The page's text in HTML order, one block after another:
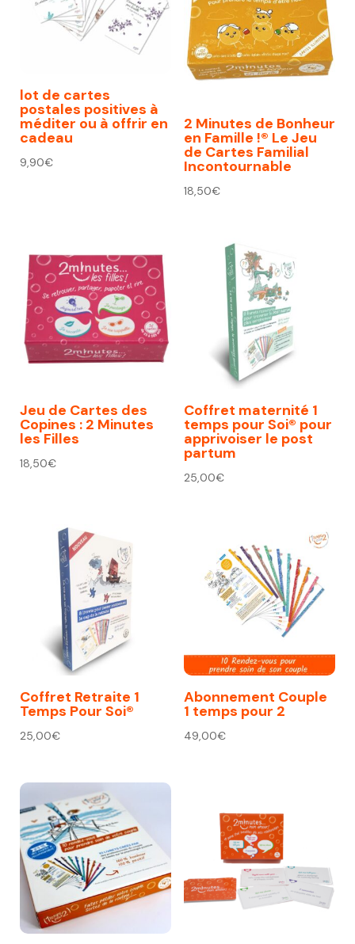
lot de cartes
postales positives à
méditer ou à offrir en
cadeau
9,90€
2 Minutes de Bonheur
en Famille !® Le Jeu
de Cartes Familial
Incontournable
18,50€
Jeu de Cartes des
Copines : 2 Minutes
les Filles
18,50€
Coffret maternité 1
temps pour Soi® pour
apprivoiser le post
partum
25,00€
Coffret Retraite 1
Temps Pour Soi®
25,00€
Abonnement Couple
1 temps pour 2
49,00€